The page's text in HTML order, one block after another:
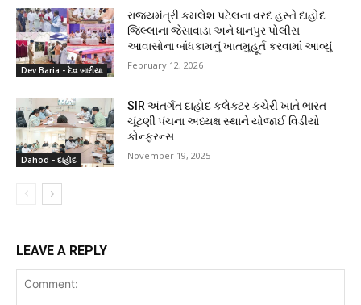
Dev Baria - દેવ.બારીયા
રાજ્યમંત્રી કમલેશ પટેલના વરદ હસ્તે દાહોદ
જિલ્લાના જેસાવાડા અને ધાનપુર પોલીસ
આવાસોના બાંધકામનું ખાતમુહૂર્ત કરવામાં આવ્યું
February 12, 2026
Dahod - દાહોદ
SIR અંતર્ગત દાહોદ કલેક્ટર કચેરી ખાતે ભારત
ચૂંટણી પંચના અધ્યક્ષ સ્થાને યોજાઈ વિડીયો
કોન્ફરન્સ
November 19, 2025
LEAVE A REPLY